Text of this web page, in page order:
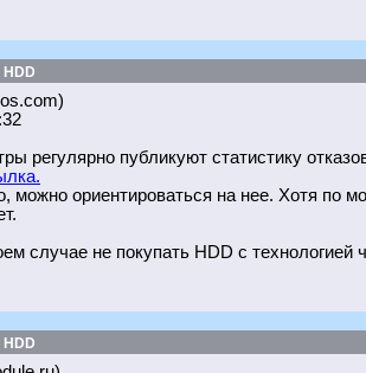
регулярно публикуют статистику
можно ориентироваться на нее. Хотя по
случае не покупать HDD с